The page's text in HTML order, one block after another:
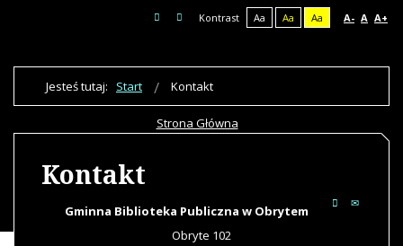
Kontrast Aa Aa Aa A- A A+
Strona Główna
Jesteś tutaj: Start Kontakt
Kontakt
Gminna Biblioteka Publiczna w Obrytem
Obryte 102